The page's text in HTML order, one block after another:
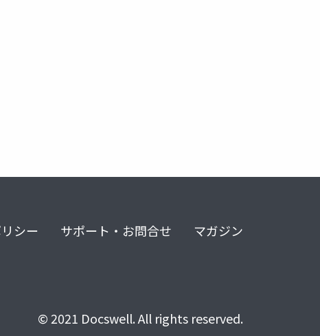
シー サポート・お問合せ マガジン
© 2021 Docswell. All rights reserved.